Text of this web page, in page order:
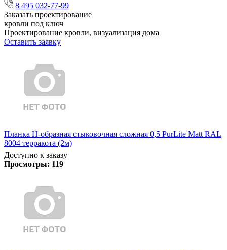
8 495 032-77-99
Заказать проектирование
кровли под ключ
Проектирование кровли, визуализация дома
Оставить заявку
Планка Н-образная стыковочная сложная 0,5 PurLite Matt RAL
8004 терракота (2м)
Доступно к заказу
Просмотры: 119